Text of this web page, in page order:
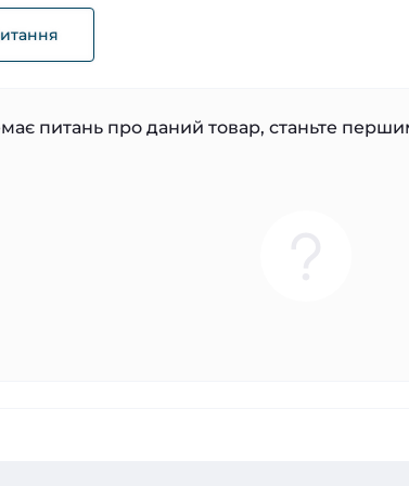
питань про даний товар, станьте